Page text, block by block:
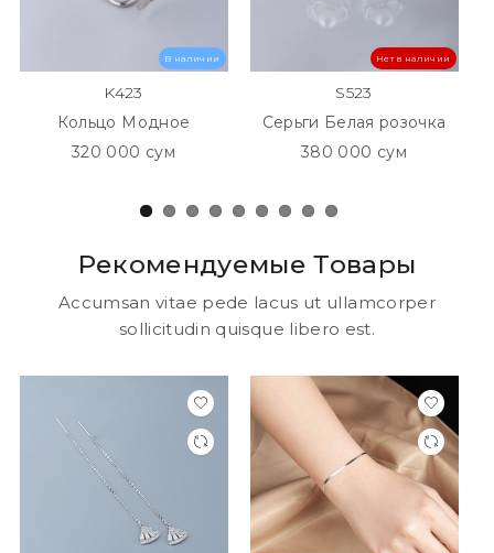
В наличии
K423
Кольцо Модное
320 000 сум
Нет в наличии
S523
Серьги Белая розочка
380 000 сум
Рекомендуемые Товары
Accumsan vitae pede lacus ut ullamcorper
sollicitudin quisque libero est.